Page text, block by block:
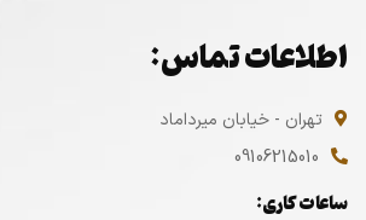
اطلاعات تماس:
تهران - خیابان میرداماد
09106215010
ساعات کاری: